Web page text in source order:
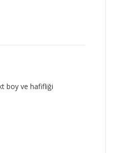
boy ve hafifliği